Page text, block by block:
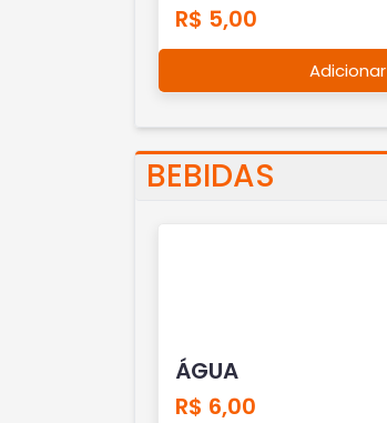
R$ 5,00
Adicionar
BEBIDAS
ÁGUA
R$ 6,00